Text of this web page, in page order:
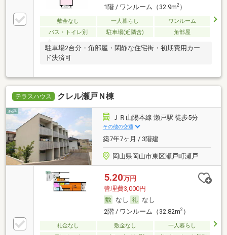
1階 / ワンルーム（32.9m2）
敷金なし 一人暮らし
ワンルーム
バス・トイレ別
駐車場(近隣含) 角部屋
駐車場2台分・角部屋・閑静な住宅街・初期費用カー
ド決済可
テラスハウス クレル瀬戸Ｎ棟
ＪＲ山陽本線 瀬戸駅 徒歩5分
その他の交通
築7年7ヶ月 / 3階建
岡山県岡山市東区瀬戸町瀬戸
5.20万円
管理費3,000円
なし
なし
2階 / ワンルーム（32.82m2）
礼金なし 敷金なし
一人暮らし